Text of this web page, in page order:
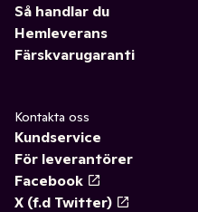
Så handlar du
Hemleverans
Färskvarugaranti
Kontakta oss
Kundservice
För leverantörer
Facebook
X (f.d Twitter)